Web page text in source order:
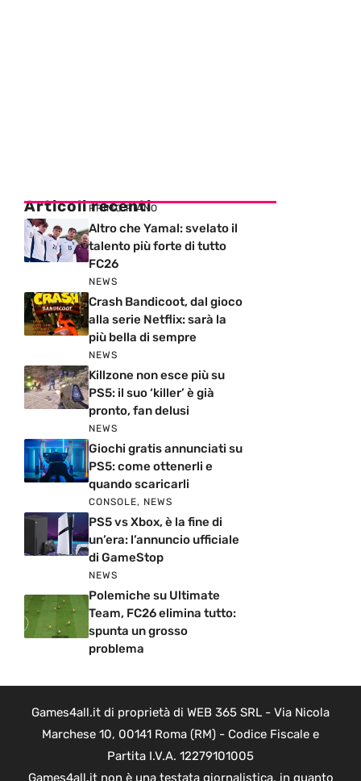
Articoli recenti
PRIMO PIANO
Altro che Yamal: svelato il
talento più forte di tutto
FC26
NEWS
Crash Bandicoot, dal gioco
alla serie Netflix: sarà la
più bella di sempre
NEWS
Killzone non esce più su
PS5: il suo ‘killer’ è già
pronto, fan delusi
NEWS
Giochi gratis annunciati su
PS5: come ottenerli e
quando scaricarli
CONSOLE, NEWS
PS5 vs Xbox, è la fine di
un’era: l’annuncio ufficiale
di GameStop
NEWS
Polemiche su Ultimate
Team, FC26 elimina tutto:
spunta un grosso
problema
Games4all.it di proprietà di WEB 365 SRL - Via Nicola
Marchese 10, 00141 Roma (RM) - Codice Fiscale e
Partita I.V.A. 12279101005
Games4all.it non è una testata giornalistica, in quanto